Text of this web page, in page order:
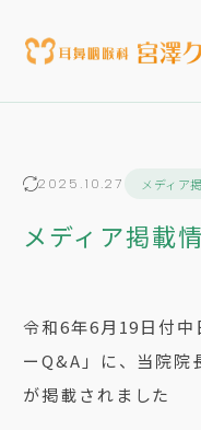
2025.10.27 メディア
メディア掲載
令和6年6月19日付中
ーQ&A」に、当院院
が掲載されました